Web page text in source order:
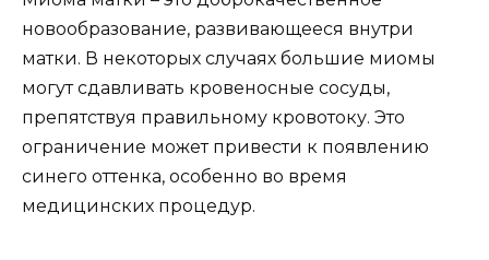
новообразование, развивающееся внутри
матки. В некоторых случаях большие миомы
могут сдавливать кровеносные сосуды,
препятствуя правильному кровотоку. Это
ограничение может привести к появлению
синего оттенка, особенно во время
медицинских процедур.